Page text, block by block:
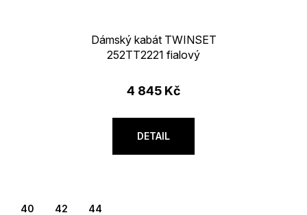
Dámský kabát TWINSET
252TT2221 fialový
4 845 Kč
DETAIL
40 42 44